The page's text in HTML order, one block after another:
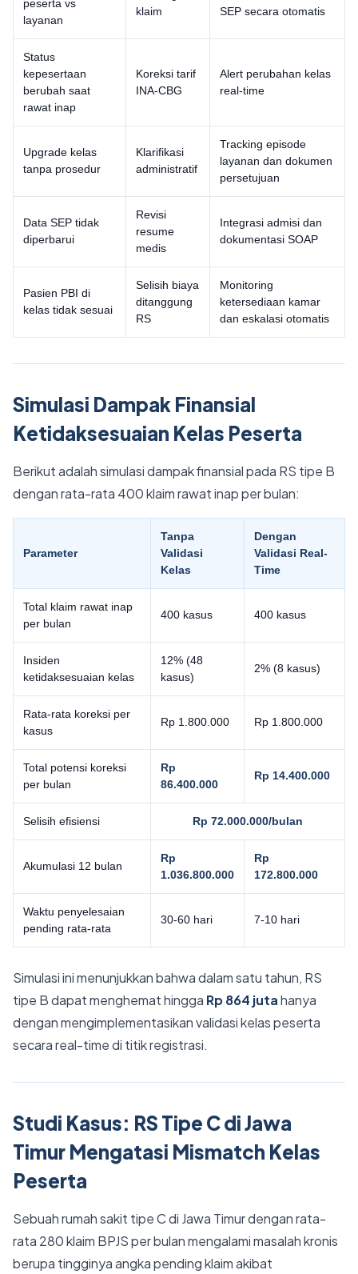
peserta vs
layanan
klaim
SEP secara otomatis
Status
kepesertaan
berubah saat
rawat inap
Koreksi tarif
INA-CBG
Alert perubahan kelas
real-time
Upgrade kelas
tanpa prosedur
Klarifikasi
administratif
Tracking episode
layanan dan dokumen
persetujuan
Data SEP tidak
diperbarui
Revisi
resume
medis
Integrasi admisi dan
dokumentasi SOAP
Pasien PBI di
kelas tidak sesuai
Selisih biaya
ditanggung
RS
Monitoring
ketersediaan kamar
dan eskalasi otomatis
Simulasi Dampak Finansial
Ketidaksesuaian Kelas Peserta
Berikut adalah simulasi dampak finansial pada RS tipe B
dengan rata-rata 400 klaim rawat inap per bulan:
Parameter
Tanpa
Validasi
Kelas
Dengan
Validasi Real-
Time
Total klaim rawat inap
per bulan
400 kasus 400 kasus
Insiden
ketidaksesuaian kelas
12% (48
kasus)
2% (8 kasus)
Rata-rata koreksi per
kasus
Rp 1.800.000 Rp 1.800.000
Total potensi koreksi
per bulan
Rp
86.400.000
Rp 14.400.000
Selisih efisiensi Rp 72.000.000/bulan
Akumulasi 12 bulan
Rp
1.036.800.000
Rp
172.800.000
Waktu penyelesaian
pending rata-rata
30-60 hari 7-10 hari
Simulasi ini menunjukkan bahwa dalam satu tahun, RS
tipe B dapat menghemat hingga Rp 864 jutahanya
dengan mengimplementasikan validasi kelas peserta
secara real-time di titik registrasi.
Studi Kasus: RS Tipe C di Jawa
Timur Mengatasi Mismatch Kelas
Peserta
Sebuah rumah sakit tipe C di Jawa Timur dengan rata-
rata 280 klaim BPJS per bulan mengalami masalah kronis
berupa tingginya angka pending klaim akibat